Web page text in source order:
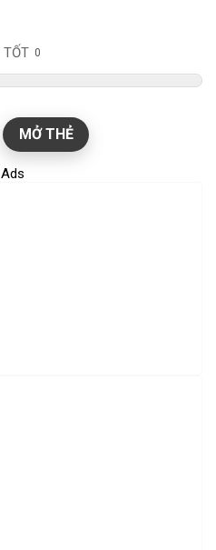
TỐT 0
MỞ THẺ
Ads